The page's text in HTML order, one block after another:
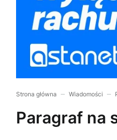
Strona główna Wiadomości
Paragraf na